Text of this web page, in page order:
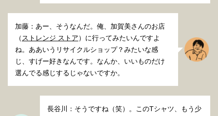
加藤：あー、そうなんだ。俺、加賀美さんのお店
（ストレンジ ストア）に行ってみたいんですよ
ね。ああいうリサイクルショップ？みたいな感
じ、すげー好きなんです。なんか、いいものだけ
選んでる感じするじゃないですか。
長谷川：そうですね（笑）。このTシャツ、もう少